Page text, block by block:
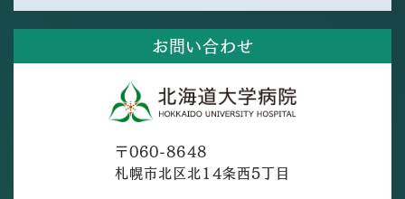
お問い合わせ
〒060-8648
札幌市北区北14条西5丁目